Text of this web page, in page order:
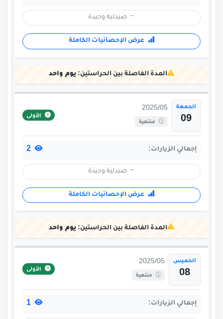
صيدلية وحيدة
عرض الإحصائيات الكاملة
المدة الفاصلة بين الحراستين: يوم واحد
الجمعة
09
2025/05
منتهية
الأولى
إجمالي الزيارات:
صيدلية وحيدة
عرض الإحصائيات الكاملة
المدة الفاصلة بين الحراستين: يوم واحد
الخميس
08
2025/05
منتهية
الأولى
إجمالي الزيارات: